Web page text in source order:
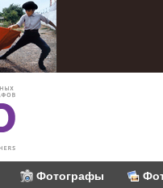
Фотографы